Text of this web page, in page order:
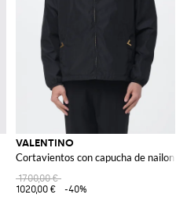
VALENTINO
Cortavientos con capucha de nailon
1700,00 €
1020,00 €
-40%